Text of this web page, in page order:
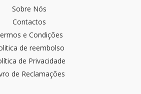
Sobre Nós
Contactos
e Condições
de reembolso
de Privacidade
de Reclamações